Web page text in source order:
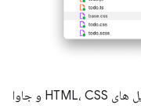
یک نقطه سبز در کنار فایل های HTML، CSS و جاوا